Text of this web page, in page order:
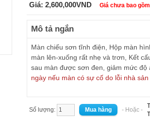
Giá: 2,600,000VND Giá chưa bao gồm
Mô tả ngắn
Màn chiếu sơn tĩnh điện, Hộp màn
màn lên-xuống rất nhẹ và trơn, Kết
sau màn được sơn đen, giảm mức độ
ngày nếu màn có sự cố do lỗi nhà sản
Số lượng: - Hoặc -